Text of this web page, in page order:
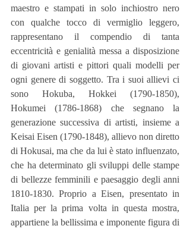
maestro e stampati in solo inchiostro nero
con qualche tocco di vermiglio leggero,
rappresentano il compendio di tanta
eccentricità e genialità messa a disposizione
di giovani artisti e pittori quali modelli per
ogni genere di soggetto. Tra i suoi allievi ci
sono Hokuba, Hokkei (1790-1850),
Hokumei (1786-1868) che segnano la
generazione successiva di artisti, insieme a
Keisai Eisen (1790-1848), allievo non diretto
di Hokusai, ma che da lui è stato influenzato,
che ha determinato gli sviluppi delle stampe
di bellezze femminili e paesaggio degli anni
1810-1830. Proprio a Eisen, presentato in
Italia per la prima volta in questa mostra,
appartiene la bellissima e imponente figura di